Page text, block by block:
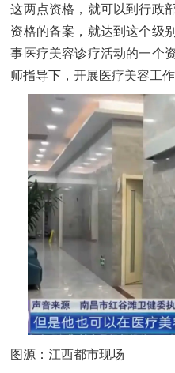
这两点资格，就可以到行政
资格的备案，就达到这个级
事医疗美容诊疗活动的一个
师指导下，开展医疗美容工
图源：江西都市现场